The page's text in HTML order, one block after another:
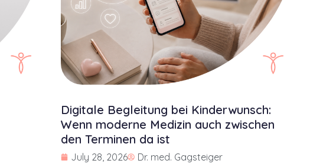
Digitale Begleitung bei Kinderwunsch:
Wenn moderne Medizin auch zwischen
den Terminen da ist
July 28, 2026 Dr. med. Gagsteiger